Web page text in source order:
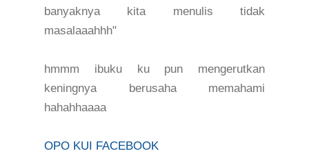
banyaknya kita menulis tidak
masalaaahhh"
hmmm ibuku ku pun mengerutkan
keningnya berusaha memahami
hahahhaaaa
OPO KUI FACEBOOK